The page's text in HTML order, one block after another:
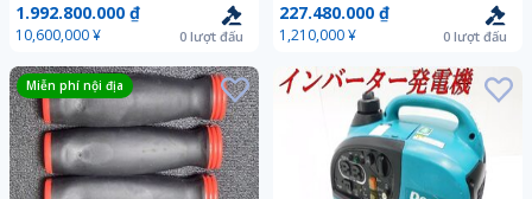
務所, 離れ, 別荘, 店舗, シェルター
1.992.800.000 ₫
10,600,000 ¥ 0 lượt đấu
ジナルトレーラーの製作、業務用に
227.480.000 ₫
1,210,000 ¥ 0 lượt đấu
Miễn phí nội địa